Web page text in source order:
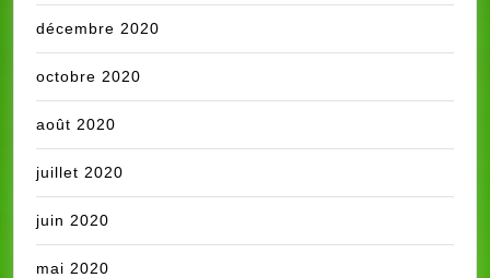
décembre 2020
octobre 2020
août 2020
juillet 2020
juin 2020
mai 2020